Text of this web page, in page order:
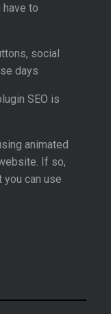
to
social
days
SEO is
animated
If so,
you can use